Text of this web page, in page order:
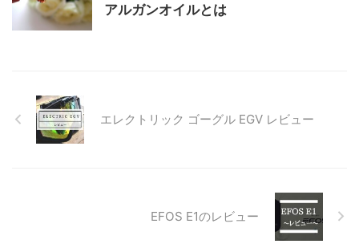
アルガンオイルとは
エレクトリック ゴーグル EGV レビュー
EFOS E1のレビュー